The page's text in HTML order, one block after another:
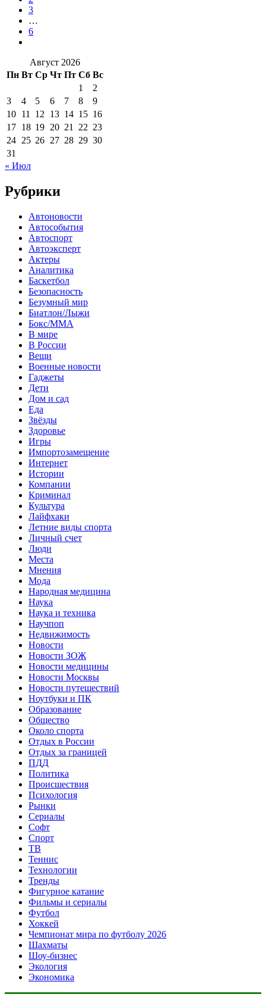
3
…
6
Август 2026
Пн Вт Ср Чт Пт Сб Вс
1
2
3
4 5 6 7 8
9
10 11 12 13 14 15 16
17 18 19 20 21 22 23
24 25 26 27 28 29 30
31
« Июл
Рубрики
Автоновости
Автособытия
Автоспорт
Автоэксперт
Актеры
Аналитика
Баскетбол
Безопасность
Безумный мир
Биатлон/Лыжи
Бокс/MMA
В мире
В России
Вещи
Военные новости
Гаджеты
Дети
Дом и сад
Еда
Звёзды
Здоровье
Игры
Импортозамещение
Интернет
Истории
Компании
Криминал
Культура
Лайфхаки
Летние виды спорта
Личный счет
Люди
Места
Мнения
Мода
Народная медицина
Наука
Наука и техника
Научпоп
Недвижимость
Новости
Новости ЗОЖ
Новости медицины
Новости Москвы
Новости путешествий
Ноутбуки и ПК
Образование
Общество
Около спорта
Отдых в России
Отдых за границей
ПДД
Политика
Происшествия
Психология
Рынки
Сериалы
Софт
Спорт
ТВ
Теннис
Технологии
Тренды
Фигурное катание
Фильмы и сериалы
Футбол
Хоккей
Чемпионат мира по футболу 2026
Шахматы
Шоу-бизнес
Экология
Экономика